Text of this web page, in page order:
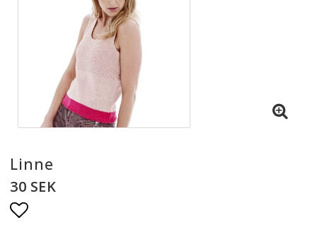
Linne
30 SEK